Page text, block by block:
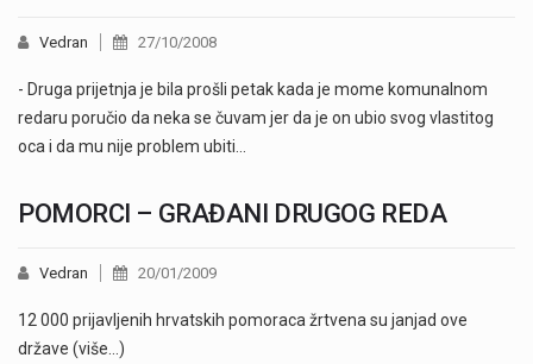
Vedran 27/10/2008
- Druga prijetnja je bila prošli petak kada je mome komunalnom
redaru poručio da neka se čuvam jer da je on ubio svog vlastitog
oca i da mu nije problem ubiti…
POMORCI – GRAĐANI DRUGOG REDA
Vedran 20/01/2009
12 000 prijavljenih hrvatskih pomoraca žrtvena su janjad ove
države (više…)